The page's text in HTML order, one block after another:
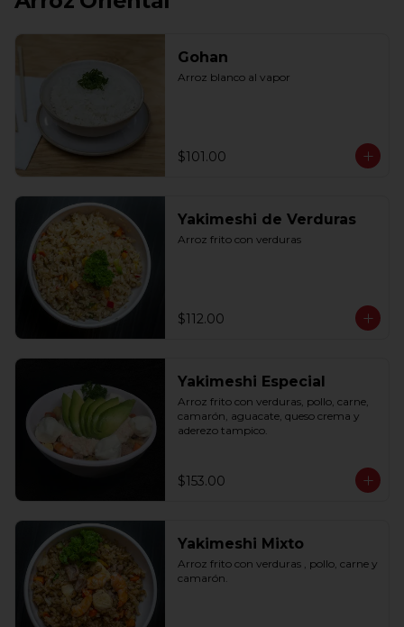
Gohan
Arroz blanco al vapor
$101.00
Yakimeshi de Verduras
Arroz frito con verduras
$112.00
Yakimeshi Especial
Arroz frito con verduras, pollo, carne,
camarón, aguacate, queso crema y
aderezo tampico.
$153.00
Yakimeshi Mixto
Arroz frito con verduras , pollo, carne y
camarón.